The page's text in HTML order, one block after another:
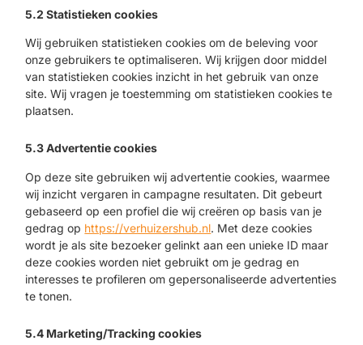
5.2 Statistieken cookies
Wij gebruiken statistieken cookies om de beleving voor
onze gebruikers te optimaliseren. Wij krijgen door middel
van statistieken cookies inzicht in het gebruik van onze
site. Wij vragen je toestemming om statistieken cookies te
plaatsen.
5.3 Advertentie cookies
Op deze site gebruiken wij advertentie cookies, waarmee
wij inzicht vergaren in campagne resultaten. Dit gebeurt
gebaseerd op een profiel die wij creëren op basis van je
gedrag op https://verhuizershub.nl. Met deze cookies
wordt je als site bezoeker gelinkt aan een unieke ID maar
deze cookies worden niet gebruikt om je gedrag en
interesses te profileren om gepersonaliseerde advertenties
te tonen.
5.4 Marketing/Tracking cookies